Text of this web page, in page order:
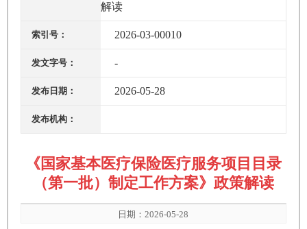
解读
索引号： 2026-03-00010
发文字号： -
发布日期： 2026-05-28
发布机构：
《国家基本医疗保险医疗服务项目目录
（第一批）制定工作方案》政策解读
日期：2026-05-28